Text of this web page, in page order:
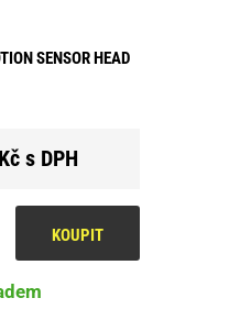
SENSOR HEAD
s DPH
KOUPIT